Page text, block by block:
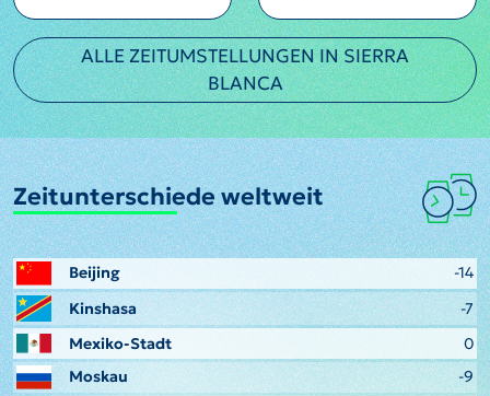
ALLE ZEITUMSTELLUNGEN IN SIERRA
BLANCA
Zeitunterschiede weltweit
Beijing
-14
Kinshasa
-7
Mexiko-Stadt
0
Moskau
-9